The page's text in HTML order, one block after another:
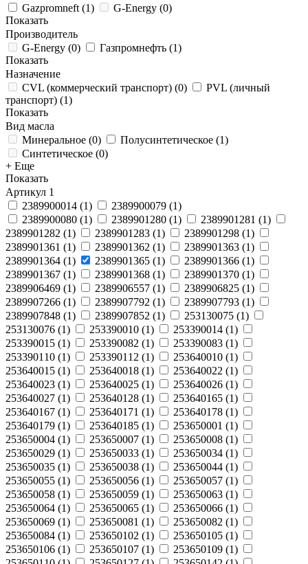
Gazpromneft (1) G-Energy (0)
Показать
Производитель
G-Energy (0) Газпромнефть (1)
Показать
Назначение
CVL (коммерческий транспорт) (0)
PVL (личный
транспорт) (1)
Показать
Вид масла
Минеральное (0) Полусинтетическое (1)
Синтетическое (0)
+ Еще
Показать
Артикул 1
2389900014 (1) 2389900079 (1)
2389900080 (1) 2389901280 (1) 2389901281 (1)
2389901282 (1) 2389901283 (1) 2389901298 (1)
2389901361 (1) 2389901362 (1) 2389901363 (1)
2389901364 (1) 2389901365 (1) 2389901366 (1)
2389901367 (1) 2389901368 (1) 2389901370 (1)
2389906469 (1) 2389906557 (1) 2389906825 (1)
2389907266 (1) 2389907792 (1) 2389907793 (1)
2389907848 (1) 2389907852 (1) 253130075 (1)
253130076 (1) 253390010 (1) 253390014 (1)
253390015 (1) 253390082 (1) 253390083 (1)
253390110 (1) 253390112 (1) 253640010 (1)
253640015 (1) 253640018 (1) 253640022 (1)
253640023 (1) 253640025 (1) 253640026 (1)
253640027 (1) 253640128 (1) 253640165 (1)
253640167 (1) 253640171 (1) 253640178 (1)
253640179 (1) 253640185 (1) 253650001 (1)
253650004 (1) 253650007 (1) 253650008 (1)
253650029 (1) 253650033 (1) 253650034 (1)
253650035 (1) 253650038 (1) 253650044 (1)
253650055 (1) 253650056 (1) 253650057 (1)
253650058 (1) 253650059 (1) 253650063 (1)
253650064 (1) 253650065 (1) 253650066 (1)
253650069 (1) 253650081 (1) 253650082 (1)
253650084 (1) 253650102 (1) 253650105 (1)
253650106 (1) 253650107 (1) 253650109 (1)